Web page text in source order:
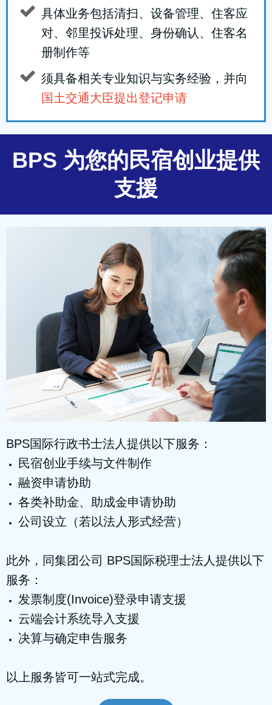
具体业务包括清扫、设备管理、住客应
对、邻里投诉处理、身份确认、住客名
册制作等
须具备相关专业知识与实务经验，并向
国土交通大臣提出登记申请
BPS 为您的民宿创业提供
支援
BPS国际行政书士法人提供以下服务：
民宿创业手续与文件制作
融资申请协助
各类补助金、助成金申请协助
公司设立（若以法人形式经营）
此外，同集团公司 BPS国际税理士法人提供以下
服务：
发票制度(Invoice)登录申请支援
云端会计系统导入支援
决算与确定申告服务
以上服务皆可一站式完成。